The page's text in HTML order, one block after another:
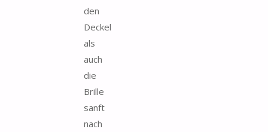
den
Deckel
als
auch
die
Brille
sanft
nach